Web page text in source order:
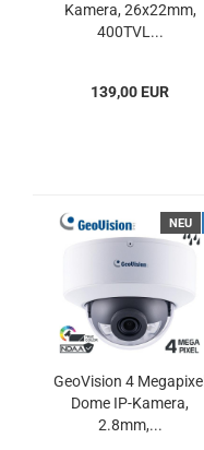
Kamera, 26x22mm,
400TVL...
139,00 EUR
NEU
GeoVision 4 Megapixel
Dome IP-Kamera,
2.8mm,...